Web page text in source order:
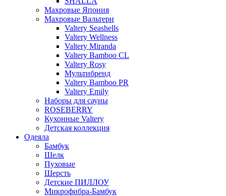
Махровые Япония
Махровые Вальтери
Valtery Seashells
Valtery Wellness
Valtery Miranda
Valtery Bamboo CL
Valtery Rosy
Мультибренд
Valtery Bamboo PR
Valtery Emily
Наборы для сауны
ROSEBERRY
Кухонные Valtery
Детская коллекция
Одеяла
Бамбук
Шелк
Пуховые
Шерсть
Детские ПИЛЛОУ
Микрофибра-Бамбук